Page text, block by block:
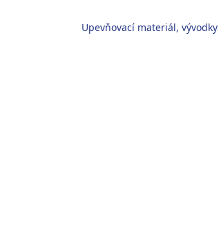
Upevňovací materiál, vývodky